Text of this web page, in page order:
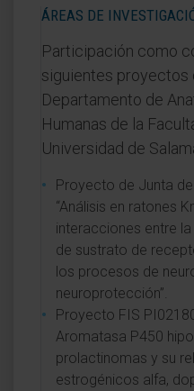
ÁREAS DE
Participación como
siguientes proyectos
Departamento de
Humanas de la
Universidad de
Proyecto de Junta
“Análisis en ratones
interacciones entre
de sustrato de
los procesos de
neuroprotección”.
Proyecto FIS
Aromatasa P450
prolactinomas y su
estrogénicos alfa,